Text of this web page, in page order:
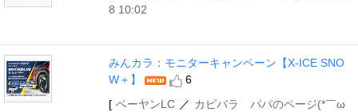
8 10:02
みんカラ：モニターキャンペーン【X-ICE SNO
W＋】
6
[ ベーヤンLC ／ カピバラ パパのページ(*￣ω